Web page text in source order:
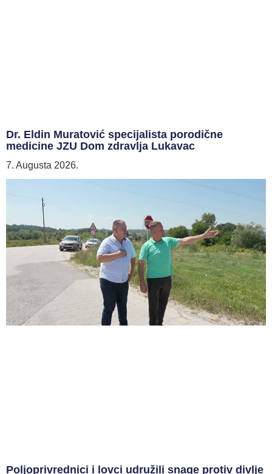
Dr. Eldin Muratović specijalista porodične
medicine JZU Dom zdravlja Lukavac
7. Augusta 2026.
Poljoprivrednici i lovci udružili snage protiv divlje